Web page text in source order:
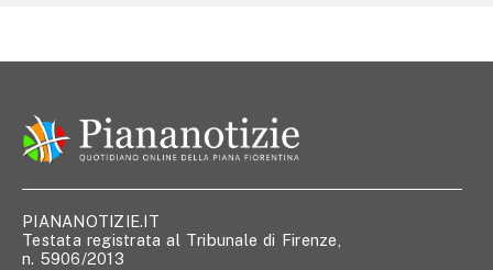
PIANANOTIZIE.IT
Testata registrata al Tribunale di Firenze,
n. 5906/2013